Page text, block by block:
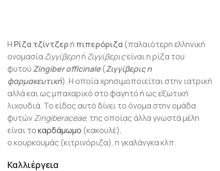
Η Ρίζα τζίντζερή πιπερόριζα (παλαιότερη ελληνική
ονομασία ζιγγίβερηή ζιγγίβεριςείναι η ρίζα του
φυτού Zingiber officinale(Ζιγγίβερις η
φαρμακευτική). Η οποία χρησιμοποιείται στην ιατρική
αλλά και ως μπαχαρικό στο φαγητό ή ως εξωτική
λιχουδιά. Το είδος αυτό δίνει το όνομα στην ομάδα
φυτώνZingiberaceae, της οποίας άλλα γνωστά μέλη
είναι τοκαρδάμωμο (κακουλέ),
ο κουρκουμάς (κιτρινόριζα), η γκαλάνγκα κλπ.
Καλλιέργεια